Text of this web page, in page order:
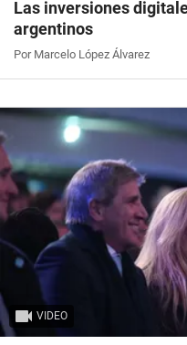
Las inversiones
argentinos
Por Marcelo López Álvarez
VIDEO